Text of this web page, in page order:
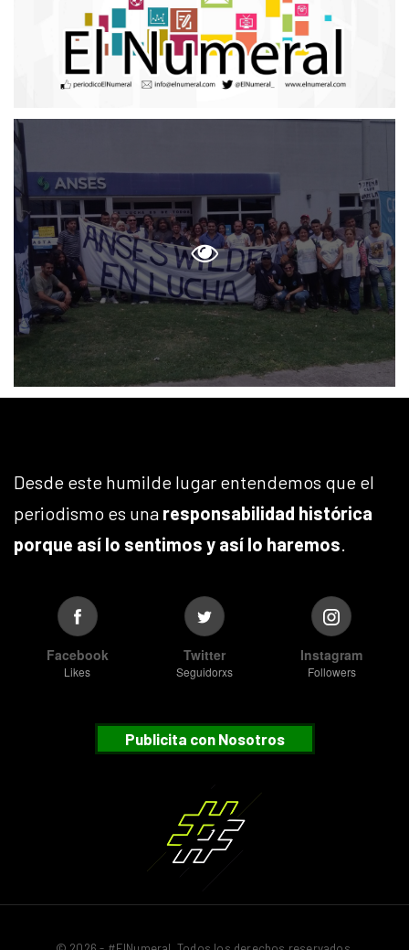
Desde este humilde lugar entendemos que el
periodismo es una responsabilidad histórica
porque así lo sentimos y así lo haremos
Facebook
Likes
Twitter
Seguidorxs
Instagram
Followers
Publicita con Nosotros